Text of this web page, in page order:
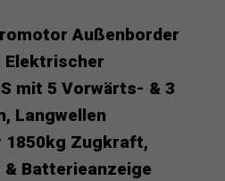
Außenborder
Elektrischer
mit 5 Vorwärts- & 3
Langwellen
Zugkraft,
Batterieanzeige